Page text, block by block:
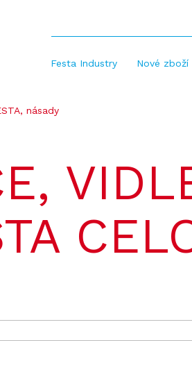
Festa Industry Nové zboží
násady